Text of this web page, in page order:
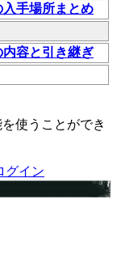
入手場所まとめ
内容と引き継ぎ
使うことができ
グイン